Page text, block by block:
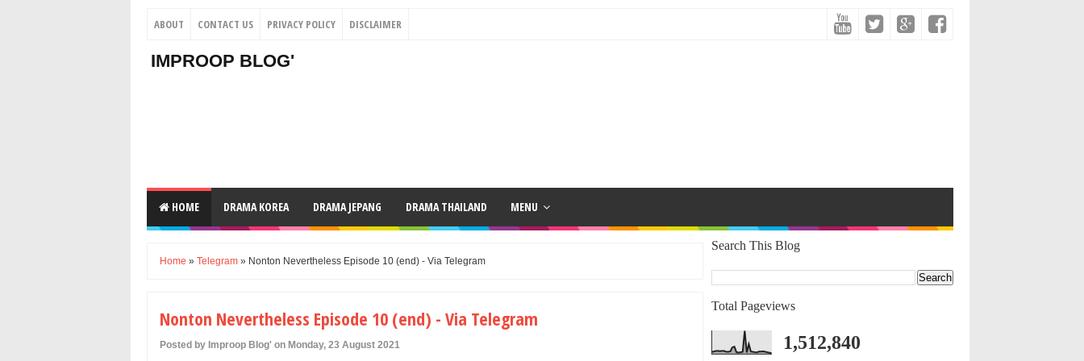
ABOUT CONTACT US PRIVACY POLICY DISCLAIMER
IMPROOP BLOG'
HOME DRAMA KOREA DRAMA JEPANG DRAMA THAILAND MENU
Home » Telegram » Nonton Nevertheless Episode 10 (end) - Via Telegram
Nonton Nevertheless Episode 10 (end) - Via Telegram
Posted by Improop Blog' on Monday, 23 August 2021
Search This Blog
Total Pageviews
1,512,840